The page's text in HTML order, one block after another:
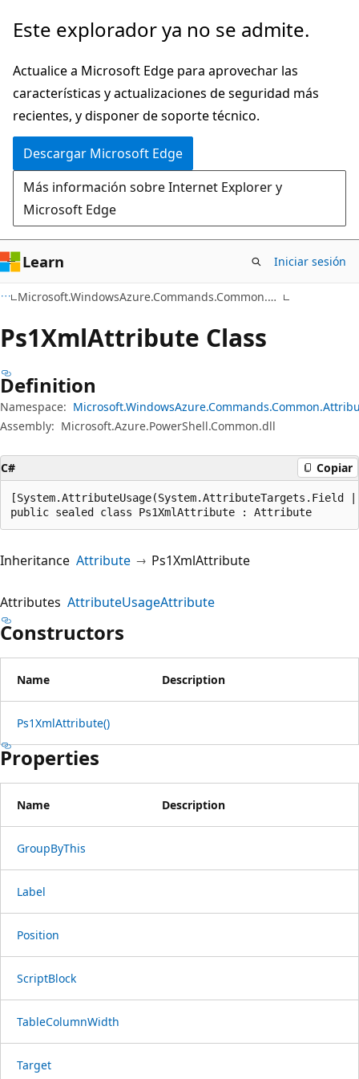
Ir
contenido
principal
Ir
la
navegación
en
la
página
Este explorador ya no se admite.
Actualice a Microsoft Edge para aprovechar las
características y actualizaciones de seguridad más
recientes, y disponer de soporte técnico.
Descargar Microsoft Edge
Más información sobre Internet Explorer y
Microsoft Edge
Learn Iniciar sesión
Microsoft.WindowsAzure.Commands.Common.Attributes
Ps1XmlAttribute Class
Definition
Namespace:
Assembly: Microsoft.Azure.PowerShell.Common.dll
C# Copiar
public sealed class Ps1XmlAttribute : Attribute
Inheritance Attribute Ps1XmlAttribute
Attributes AttributeUsageAttribute
Constructors
Name Description
Ps1XmlAttribute()
Properties
Name Description
GroupByThis
Label
Position
ScriptBlock
TableColumnWidth
Target